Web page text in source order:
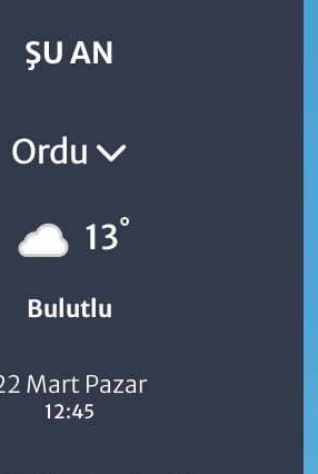
ŞU AN
Ordu
13°
Bulutlu
Mart Pazar
12:45